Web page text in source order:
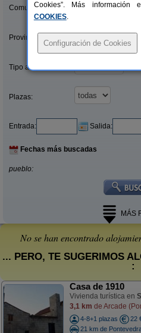
Comunidades:
Provincias/Islas:
Tipo alquiler:
Plazas:
Entrada: Salida:
Fechas más buscadas
pueblo:
MÁS
No se han encontrado
... PERO, TE SUGERIMOS
:
Casa de 1910
Vivienda turística en
3,1 km de Arcade
4-8+1 plazas
22
21 km de
Cookies”. Más información
COOKIES.